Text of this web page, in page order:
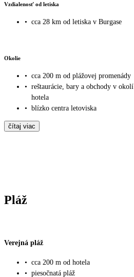
Vzdialenosť od letiska
• cca 28 km od letiska v Burgase
Okolie
• cca 200 m od plážovej promenády
• reštaurácie, bary a obchody v okolí
hotela
• blízko centra letoviska
čítaj viac
Pláž
Verejná pláž
• cca 200 m od hotela
• piesočnatá pláž